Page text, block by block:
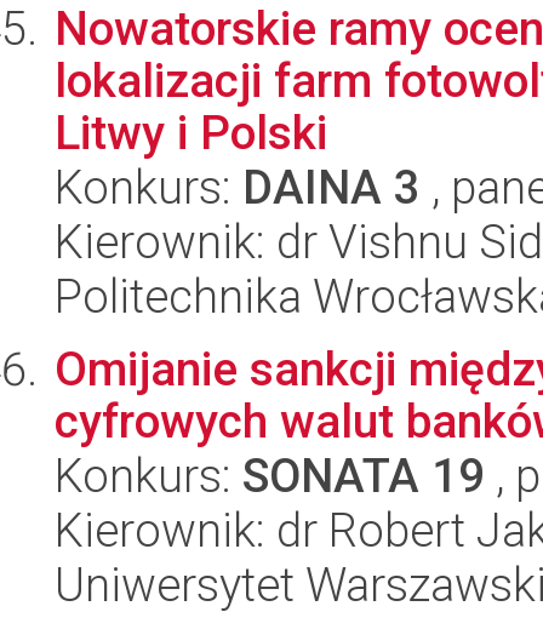
Nowatorskie ramy
lokalizacji farm
Litwy i Polski
Konkurs: DAINA 3 ,
Kierownik: dr Vishnu
Politechnika
Omijanie sankcji
cyfrowych walut
Konkurs: SONATA 19 ,
Kierownik: dr Robert
Uniwersytet